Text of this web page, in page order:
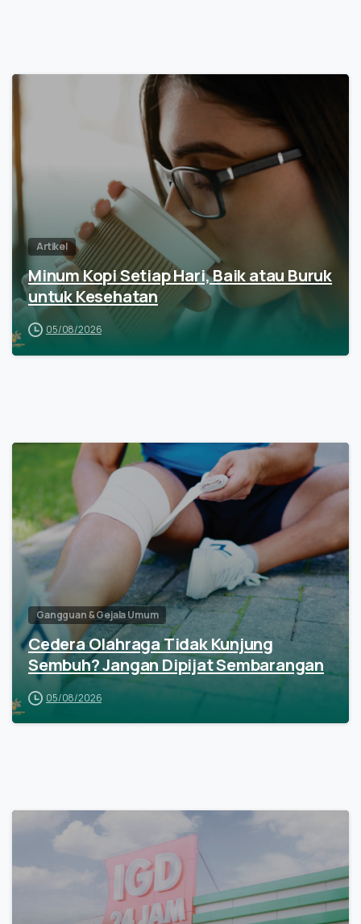
Artikel
Minum Kopi Setiap Hari, Baik atau Buruk
untuk Kesehatan
05/08/2026
Gangguan & Gejala Umum
Cedera Olahraga Tidak Kunjung
Sembuh? Jangan Dipijat Sembarangan
05/08/2026